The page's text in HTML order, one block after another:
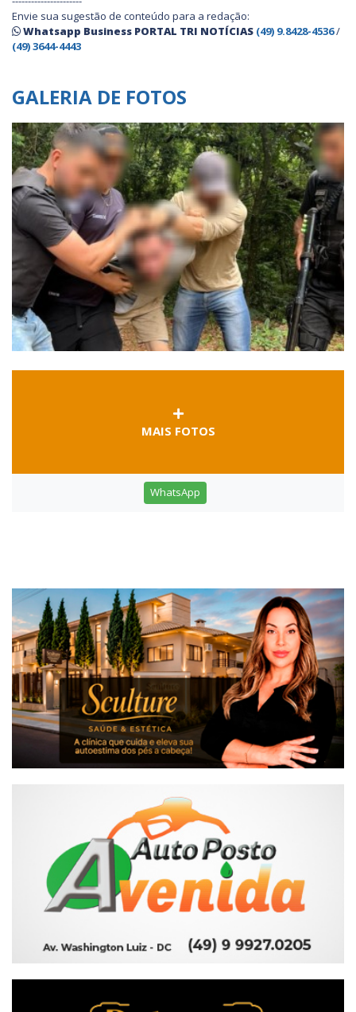
Envie sua sugestão de conteúdo para a redação:
Whatsapp Business PORTAL TRI NOTÍCIAS (49) 9.8428-4536/
(49) 3644-4443
GALERIA DE FOTOS
MAIS FOTOS
WhatsApp